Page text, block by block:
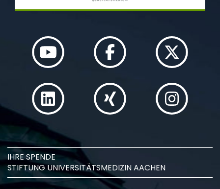
IHRE SPENDE
STIFTUNG UNIVERSITÄTSMEDIZIN AACHEN